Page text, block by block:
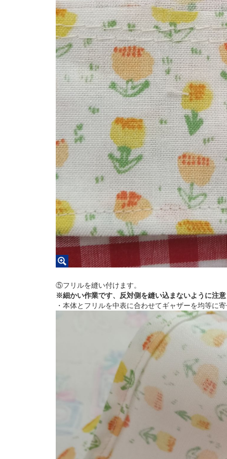
⑤フリルを縫い付けます。
※細かい作業です、反対側を縫い込まないように注
・本体とフリルを中表に合わせてギャザーを均等に